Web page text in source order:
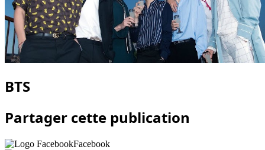
BTS
Partager cette publication
Facebook